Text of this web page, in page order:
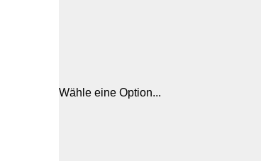
Wähle eine Option...